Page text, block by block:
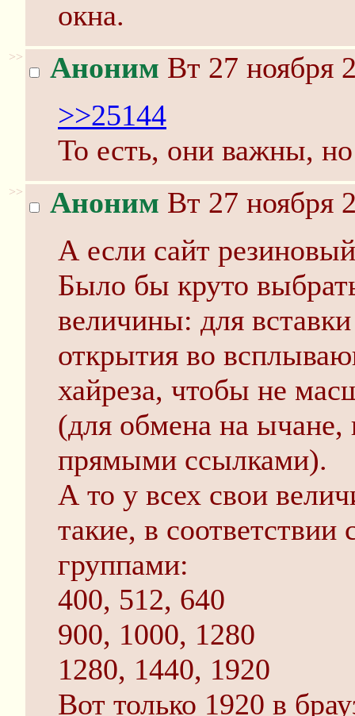
окна.
>> Аноним Вт 27 ноября
>>25144
То есть, они важны,
>> Аноним Вт 27 ноября
А если сайт
Было бы круто
величины: для
открытия во
хайреза, чтобы не
(для обмена на
прямыми ссылками).
А то у всех свои
такие, в
группами:
400, 512, 640
900, 1000, 1280
1280, 1440, 1920
Вот только 1920 в